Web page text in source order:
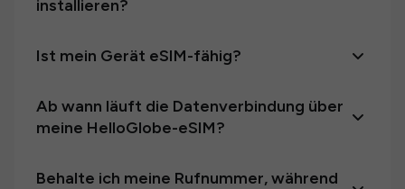
installieren?
Ist mein Gerät eSIM-fähig?
Ab wann läuft die Datenverbindung über
meine HelloGlobe-eSIM?
Behalte ich meine Rufnummer, während